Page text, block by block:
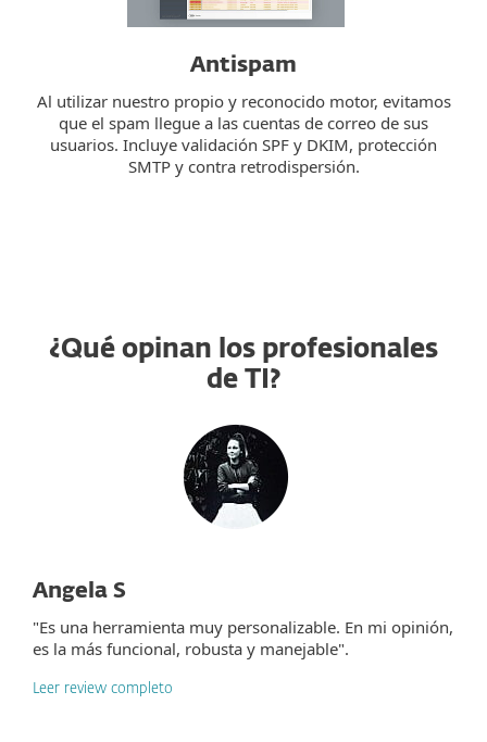
Antispam
Al utilizar nuestro propio y reconocido motor, evitamos
que el spam llegue a las cuentas de correo de sus
usuarios. Incluye validación SPF y DKIM, protección
SMTP y contra retrodispersión.
¿Qué opinan los profesionales
de TI?
Angela S
"Es una herramienta muy personalizable. En mi opinión,
es la más funcional, robusta y manejable".
Leer review completo